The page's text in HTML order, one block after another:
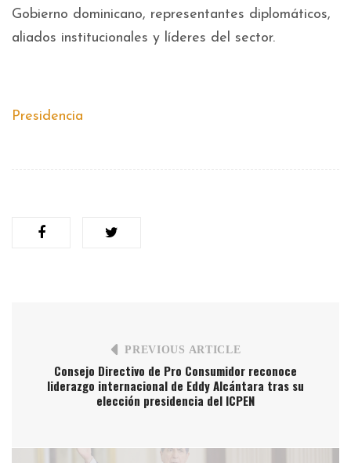
Gobierno dominicano, representantes diplomáticos,
aliados institucionales y líderes del sector.
Presidencia
PREVIOUS ARTICLE
Consejo Directivo de Pro Consumidor reconoce
liderazgo internacional de Eddy Alcántara tras su
elección presidencia del ICPEN